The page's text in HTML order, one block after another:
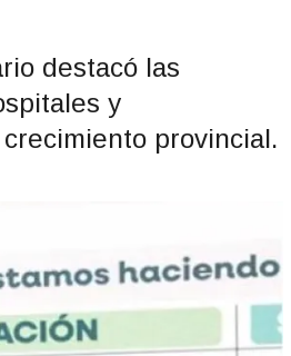
destacó las
y
provincial.